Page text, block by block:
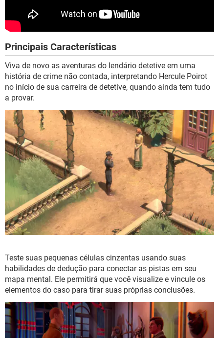
Principais Características
Viva de novo as aventuras do lendário detetive em uma
história de crime não contada, interpretando Hercule Poirot
no início de sua carreira de detetive, quando ainda tem tudo
a provar.
Teste suas pequenas células cinzentas usando suas
habilidades de dedução para conectar as pistas em seu
mapa mental. Ele permitirá que você visualize e vincule os
elementos do caso para tirar suas próprias conclusões.